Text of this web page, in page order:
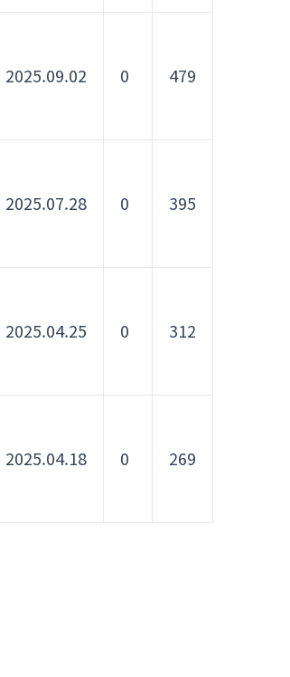
2025.09.02 0 479
2025.07.28 0 395
2025.04.25 0 312
2025.04.18 0 269